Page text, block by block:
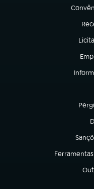
(abre
(abre
(abre
(abre em